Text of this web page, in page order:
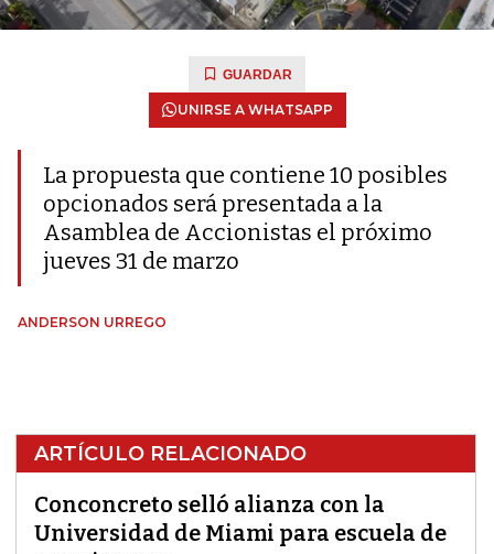
GUARDAR
UNIRSE A WHATSAPP
La propuesta que contiene 10 posibles
opcionados será presentada a la
Asamblea de Accionistas el próximo
jueves 31 de marzo
ANDERSON URREGO
ARTÍCULO RELACIONADO
Conconcreto selló alianza con la
Universidad de Miami para escuela de